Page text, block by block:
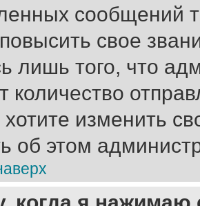
сообщений
свое
лишь того, что
количество
изменить
об этом